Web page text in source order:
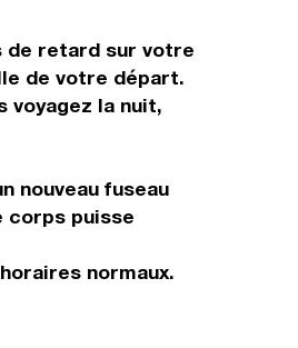
de retard sur votre
de votre départ.
voyagez la nuit,
nouveau fuseau
corps puisse
normaux.